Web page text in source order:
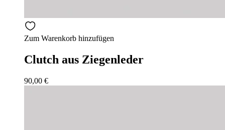
Zum Warenkorb hinzufügen
Clutch aus Ziegenleder
90,00 €